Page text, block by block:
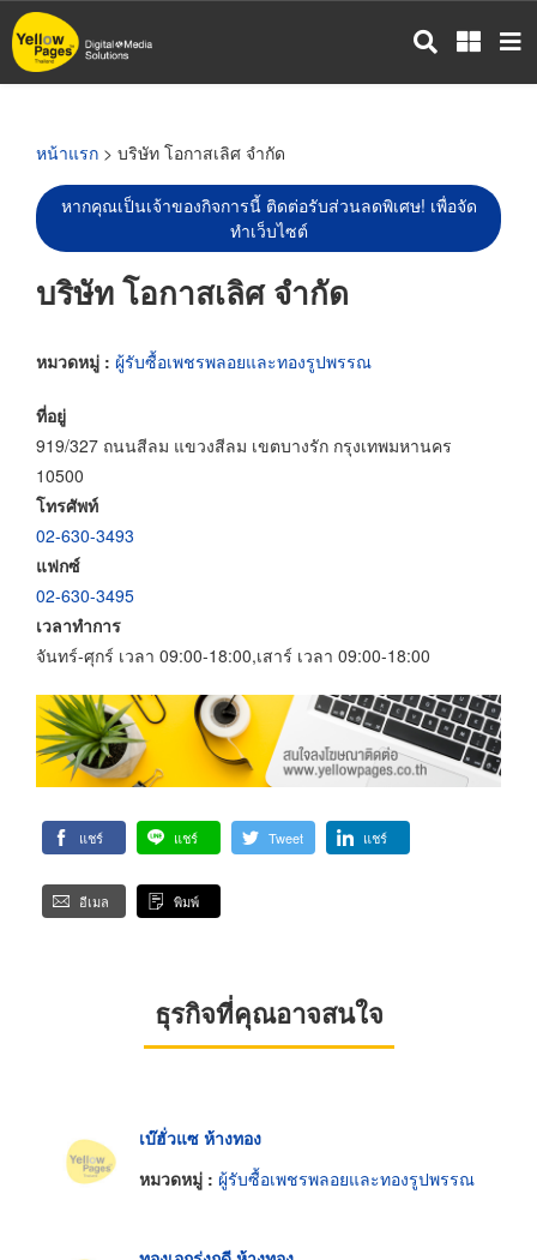
ข้าม
ไป
หน้าแรก > บริษัท โอกาสเลิศ จำกัด
หากคุณเป็นเจ้าของกิจการนี้ ติดต่อรับส่วนลดพิเศษ! เพื่อจัด
ทำเว็บไซต์
บริษัท โอกาสเลิศ จำกัด
หมวดหมู่ : ผู้รับซื้อเพชรพลอยและทองรูปพรรณ
ที่อยู่
919/327 ถนนสีลม แขวงสีลม เขตบางรัก กรุงเทพมหานคร
10500
โทรศัพท์
02-630-3493
แฟกซ์
02-630-3495
เวลาทำการ
จันทร์-ศุกร์ เวลา 09:00-18:00,เสาร์ เวลา 09:00-18:00
แชร์ แชร์ Tweet แชร์
อีเมล พิมพ์
ธุรกิจที่คุณอาจสนใจ
เบ๊ฮั่วแซ ห้างทอง
หมวดหมู่ : ผู้รับซื้อเพชรพลอยและทองรูปพรรณ